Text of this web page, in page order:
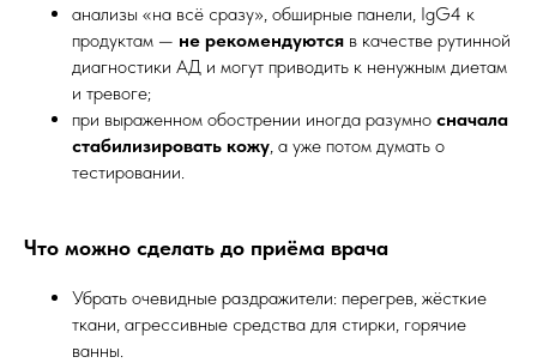
анализы «на всё сразу», обширные панели, IgG4 к
продуктам — не рекомендуются в качестве рутинной
диагностики АД и могут приводить к ненужным диетам
и тревоге;
при выраженном обострении иногда разумно сначала
стабилизировать кожу, а уже потом думать о
тестировании.
Что можно сделать до приёма врача
Убрать очевидные раздражители: перегрев, жёсткие
ткани, агрессивные средства для стирки, горячие
ванны.